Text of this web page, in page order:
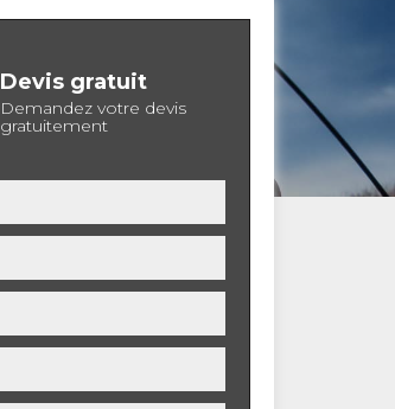
Devis gratuit
Demandez votre devis
gratuitement